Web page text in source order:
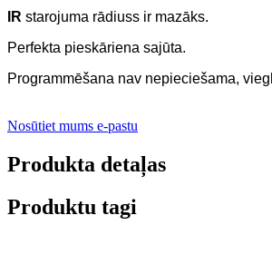
IR starojuma rādiuss ir mazāks.
Perfekta pieskāriena sajūta.
Programmēšana nav nepieciešama,
Nosūtiet mums e-pastu
Produkta detaļas
Produktu tagi